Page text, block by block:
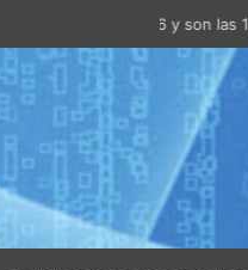
Agosto de 2026 y son las